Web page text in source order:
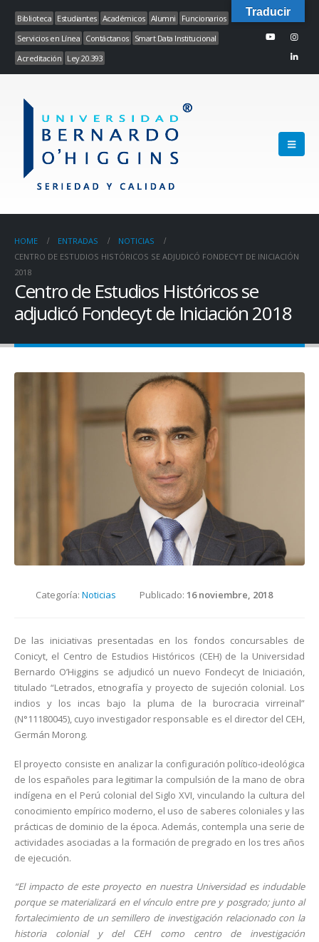
Biblioteca Estudiantes Académicos Alumni
Funcionarios
Servicios en Línea Contáctanos
Smart Data Institucional
Acreditación Ley 20.393
HOME ENTRADAS
NOTICIAS
CENTRO DE ESTUDIOS HISTÓRICOS SE ADJUDICÓ FONDECYT DE INICIACIÓN
2018
Centro de Estudios Históricos se
adjudicó Fondecyt de Iniciación 2018
Categoría: Noticias Publicado: 16 noviembre, 2018
De las iniciativas presentadas en los fondos concursables de
Conicyt, el Centro de Estudios Históricos (CEH) de la Universidad
Bernardo O’Higgins se adjudicó un nuevo Fondecyt de Iniciación,
titulado “Letrados, etnografía y proyecto de sujeción colonial. Los
indios y los incas bajo la pluma de la burocracia virreinal”
(N°11180045), cuyo investigador responsable es el director del CEH,
Germán Morong.
El proyecto consiste en analizar la configuración político-ideológica
de los españoles para legitimar la compulsión de la mano de obra
indígena en el Perú colonial del Siglo XVI, vinculando la cultura del
conocimiento empírico moderno, el uso de saberes coloniales y las
prácticas de dominio de la época. Además, contempla una serie de
actividades asociadas a la formación de pregrado en los tres años
de ejecución.
“El impacto de este proyecto en nuestra Universidad es indudable
porque se materializará en el vínculo entre pre y posgrado; junto al
fortalecimiento de un semillero de investigación relacionado con la
historia colonial y del CEH como centro de investigación
Traducir